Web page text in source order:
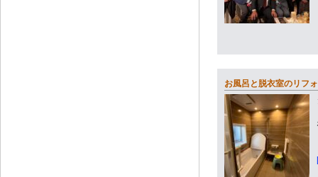
お風呂と脱衣室のリフ